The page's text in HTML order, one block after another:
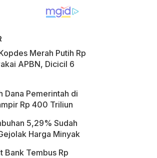
Merah Putih Rp
APBN, Dicicil 6
Dana Pemerintah di
Rp 400 Triliun
5,29% Sudah
Harga Minyak
Bank Tembus Rp